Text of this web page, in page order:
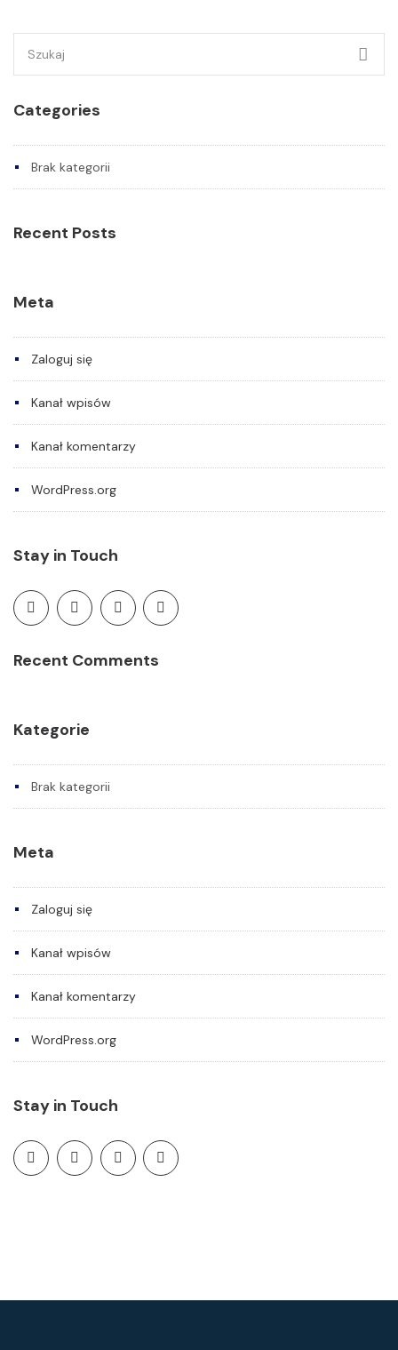
Categories
Brak kategorii
Recent Posts
Meta
Zaloguj się
Kanał wpisów
Kanał komentarzy
WordPress.org
Stay in Touch
Recent Comments
Kategorie
Brak kategorii
Meta
Zaloguj się
Kanał wpisów
Kanał komentarzy
WordPress.org
Stay in Touch